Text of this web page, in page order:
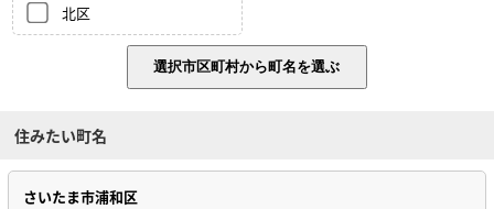
北区
住みたい町名
さいたま市浦和区